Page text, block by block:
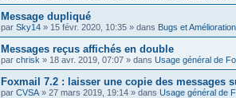
Message dupliqué
par Sky14 » 15 févr. 2020, 10:35 » dans Bugs et
Messages reçus affichés en double
par chrisk » 18 avr. 2019, 07:07 » dans Usage général de
Foxmail 7.2 : laisser une copie des messages
par CVSA » 27 mars 2019, 19:14 » dans Usage général de